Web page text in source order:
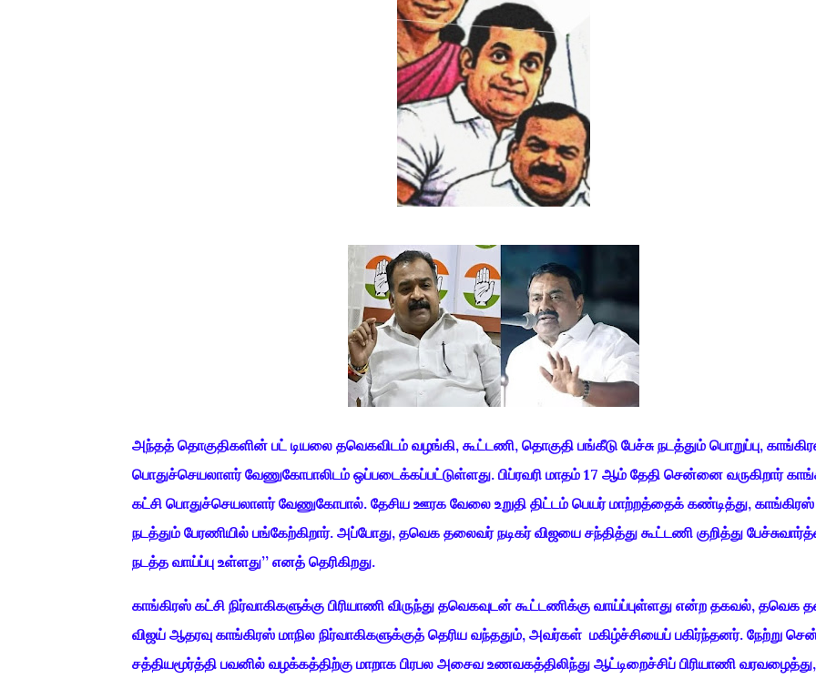
அந்தத் தொகுதிகளின் பட் டியலை தவெகவிடம் வழங்கி, கூட்டணி, தொகுதி பங்கீடு பேச்சு நடத்தும் பொறுப்பு,
பொதுச்செயலாளர் வேணுகோபாலிடம் ஒப்படைக்கப்பட்டுள்ளது. பிப்ரவரி மாதம் 17 ஆம் தேதி சென்னை வருகிறார்
கட்சி பொதுச்செயலாளர் வேணுகோபால். தேசிய ஊரக வேலை உறுதி திட்டம் பெயர் மாற்றத்தைக் கண்டித்து, காங்கிரஸ்
நடத்தும் பேரணியில் பங்கேற்கிறார். அப்போது, தவெக தலைவர் நடிகர் விஜயை சந்தித்து கூட்டணி குறித்து
நடத்த வாய்ப்பு உள்ளது’’ எனத் தெரிகிறது.
காங்கிரஸ் கட்சி நிர்வாகிகளுக்கு பிரியாணி விருந்து தவெகவுடன் கூட்டணிக்கு வாய்ப்புள்ளது என்ற தகவல், தவெக
விஜய் ஆதரவு காங்கிரஸ் மாநில நிர்வாகிகளுக்குத் தெரிய வந்ததும், அவர்கள் மகிழ்ச்சியைப் பகிர்ந்தனர். நேற்று
சத்தியமூர்த்தி பவனில் வழக்கத்திற்கு மாறாக பிரபல அசைவ உணவகத்திலிந்து ஆட்டிறைச்சிப் பிரியாணி வரவழைத்து,